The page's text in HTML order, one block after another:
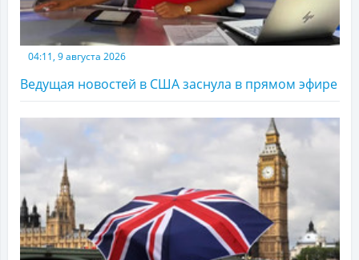
04:11, 9 августа 2026
Ведущая новостей в США заснула в прямом эфире